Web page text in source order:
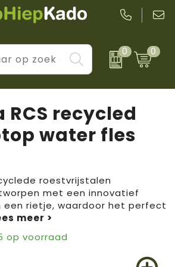
0 0
recycled
water fles
roestvrijstalen
met een innovatief
een rietje, waardoor het perfect
op voorraad